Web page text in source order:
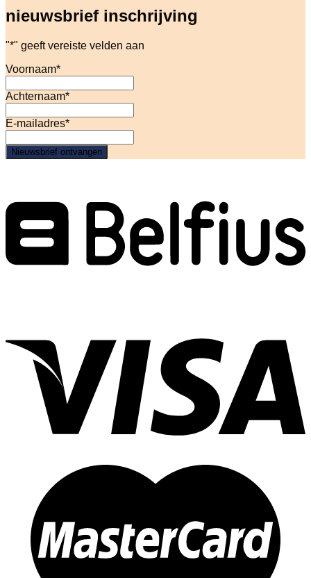
nieuwsbrief inschrijving
"*" geeft vereiste velden aan
Voornaam*
Achternaam*
E-mailadres*
Nieuwsbrief ontvangen